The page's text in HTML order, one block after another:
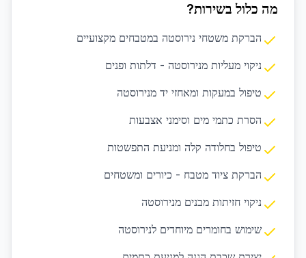
מה כלול בשירות?
הברקת משטחי נירוסטה במטבחים מקצועיים
ניקוי מעליות מנירוסטה - דלתות ופנים
טיפול במעקות ומאחזי יד מנירוסטה
הסרת כתמי מים וסימני אצבעות
טיפול בחלודה קלה ומניעת התפשטות
הברקת ציוד מטבח - כיורים ומשטחים
ניקוי חזיתות מבנים מנירוסטה
שימוש בחומרים מיוחדים לנירוסטה